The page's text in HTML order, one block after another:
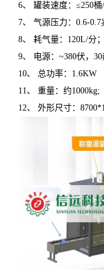
6、 罐装速度：≤250
7、 气源压力：0.6-0.7
8、 耗气量：120L/分；
9、 电源：~380伏，
10、 总功率：1.6KW
11、 重量：约1000kg;
12、 外形尺寸：